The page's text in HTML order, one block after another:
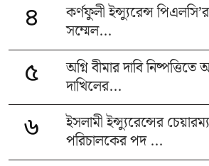
৪
কর্ণফুলী ইন্স্যুরেন্স
সম্মেল...
৫
অগ্নি বীমার দাবি নিষ্পত্তিতে
দাখিলের...
৬
ইসলামী ইন্স্যুরেন্সের
পরিচালকের পদ ...